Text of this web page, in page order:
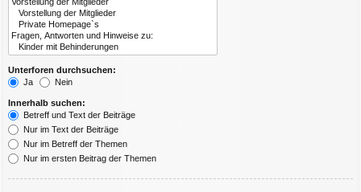
Unterforen durchsuchen:
Ja
Nein
Innerhalb suchen:
Betreff und Text der Beiträge
Nur im Text der Beiträge
Nur im Betreff der Themen
Nur im ersten Beitrag der Themen